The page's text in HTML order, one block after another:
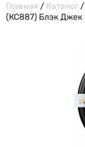
Главная / Каталог /
(КС887) Блэк Джек